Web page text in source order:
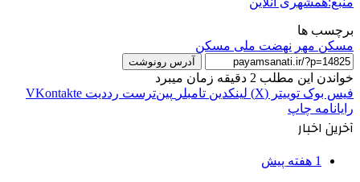
برچسب ها
مسکن مهر نهضت ملی مسکن
آدرس رونوشت
خواندن این مطلب 2 دقیقه زمان میبرد
فیس بوک توییتر (X) لینکدین ‫تامبلر ‫پین‌ترست ‫رددیت ‫VKontakte
رایانامه چاپ
آخرین اخبار
1 هفته پیش